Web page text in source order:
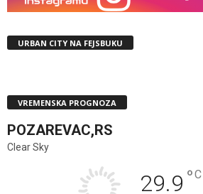
URBAN CITY NA FEJSBUKU
VREMENSKA PROGNOZA
POZAREVAC,RS
Clear Sky
29.9 °C